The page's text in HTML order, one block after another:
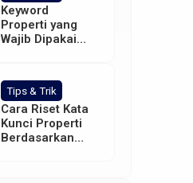
Keyword
Properti yang
Wajib Dipakai
Tips & Trik
Cara Riset Kata
Kunci Properti
Berdasarkan